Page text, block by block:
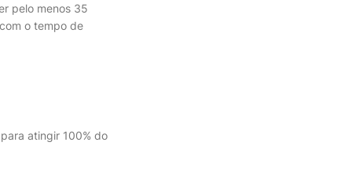
pelo menos 35
o tempo de
atingir 100% do